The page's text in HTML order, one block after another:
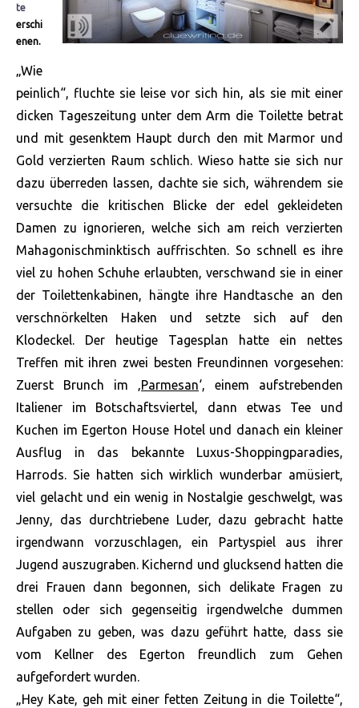
te
erschi
enen.
„Wie
peinlich“, fluchte sie leise vor sich hin, als sie mit einer
dicken Tageszeitung unter dem Arm die Toilette betrat
und mit gesenktem Haupt durch den mit Marmor und
Gold verzierten Raum schlich. Wieso hatte sie sich nur
dazu überreden lassen, dachte sie sich, währendem sie
versuchte die kritischen Blicke der edel gekleideten
Damen zu ignorieren, welche sich am reich verzierten
Mahagonischminktisch auffrischten. So schnell es ihre
viel zu hohen Schuhe erlaubten, verschwand sie in einer
der Toilettenkabinen, hängte ihre Handtasche an den
verschnörkelten Haken und setzte sich auf den
Klodeckel. Der heutige Tagesplan hatte ein nettes
Treffen mit ihren zwei besten Freundinnen vorgesehen:
Zuerst Brunch im ‚Parmesan‘, einem aufstrebenden
Italiener im Botschaftsviertel, dann etwas Tee und
Kuchen im Egerton House Hotel und danach ein kleiner
Ausflug in das bekannte Luxus-Shoppingparadies,
Harrods. Sie hatten sich wirklich wunderbar amüsiert,
viel gelacht und ein wenig in Nostalgie geschwelgt, was
Jenny, das durchtriebene Luder, dazu gebracht hatte
irgendwann vorzuschlagen, ein Partyspiel aus ihrer
Jugend auszugraben. Kichernd und glucksend hatten die
drei Frauen dann begonnen, sich delikate Fragen zu
stellen oder sich gegenseitig irgendwelche dummen
Aufgaben zu geben, was dazu geführt hatte, dass sie
vom Kellner des Egerton freundlich zum Gehen
aufgefordert wurden.
„Hey Kate, geh mit einer fetten Zeitung in die Toilette“,